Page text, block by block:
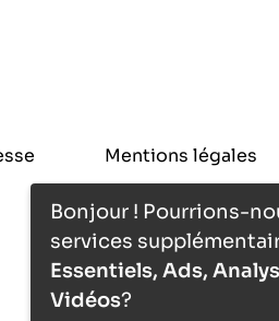
Mentions légales
Bonjour ! Pourrions-
services
Essentiels, Ads,
Vidéos?